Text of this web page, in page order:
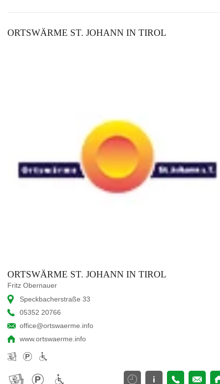
ORTSWÄRME ST. JOHANN IN TIROL
ORTSWÄRME ST. JOHANN IN TIROL
Fritz Obernauer
Speckbacherstraße 33
05352 20766
office@ortswaerme.info
www.ortswaerme.info